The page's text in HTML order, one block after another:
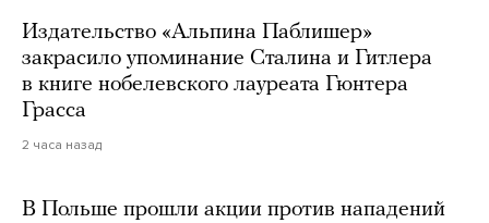
Издательство «Альпина Паблишер»
закрасило упоминание Сталина и Гитлера
в книге нобелевского лауреата Гюнтера
Грасса
2 часа назад
В Польше прошли акции против нападений